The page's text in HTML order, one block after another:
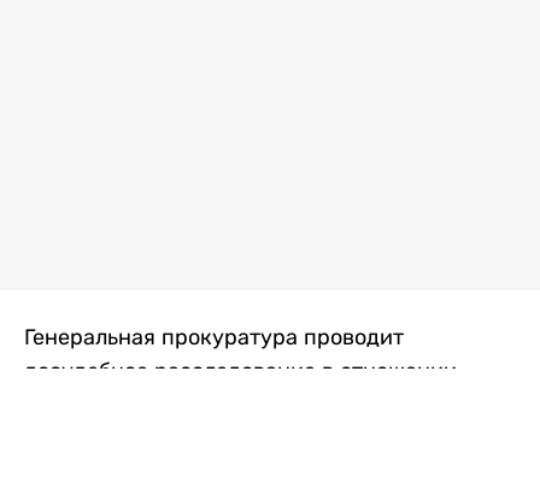
Генеральная прокуратура проводит
досудебное расследование в отношении